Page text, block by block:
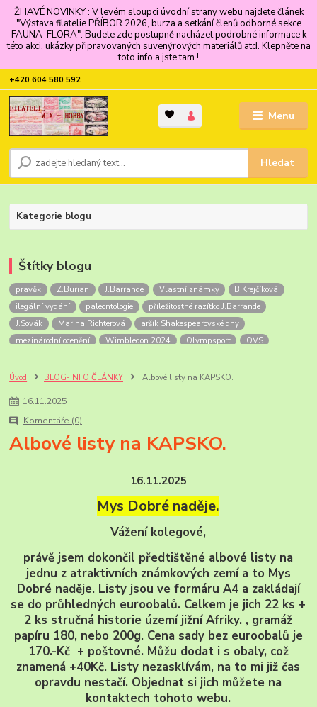
ŽHAVÉ NOVINKY : V levém sloupci úvodní strany webu najdete článek
"Výstava filatelie PŘÍBOR 2026, burza a setkání členů odborné sekce
FAUNA-FLORA". Budete zde postupně nacházet podrobné informace k
této akci, ukázky připravovaných suvenýrových materiálů atd. Klepněte na
toto info a jste tam !
Menu
Hledat
+420 604 580 592
Kategorie blogu
Štítky blogu
pravěk Z.Burian J.Barrande Vlastní známky
B.Krejčíková
ilegální vydání
paleontologie
příležitostné razítko J.Barrande
J.Sovák
Marina Richterová
aršík Shakespearovské dny
mezinárodní ocenění
Wimbledon 2024 Olympsport
OVS
non-stop let Mexiko-NY
Soutěžní exponát úvodní list
výročí pošt
pamětní razítka
Georg VI
Sri Lanka PL známek
historie
známky ČR-2025
Úvod BLOG-INFO ČLÁNKY Albové listy na KAPSKO.
16.11.2025
Komentáře (0)
Albové listy na KAPSKO.
16.11.2025
Mys Dobré naděje.
Vážení kolegové,
právě jsem dokončil předtištěné albové listy na
jednu z atraktivních známkových zemí a to Mys
Dobré naděje. Listy jsou ve formáru A4 a zakládají
se do průhledných euroobalů. Celkem je jich 22 ks +
2 ks stručná historie území jižní Afriky. , gramáž
papíru 180, nebo 200g. Cena sady bez euroobalů je
170.-Kč + poštovné. Můžu dodat i s obaly, což
znamená +40Kč. Listy nezasklívám, na to mi již čas
opravdu nestačí. Objednat si jich můžete na
kontaktech tohoto webu.